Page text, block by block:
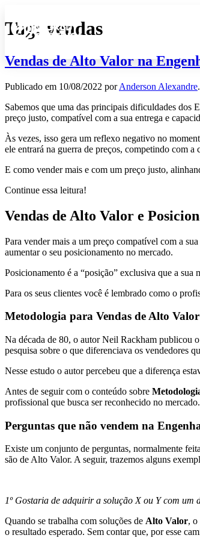
Tag: vendas
Vendas de Alto Valor na
Publicado em 10/08/2022 porAnderson Alexandre.
Sabemos que uma das principais dificuldades dos
preço justo, compatível com a sua entrega e
Às vezes, isso gera um reflexo negativo no
ele entrará na guerra de preços, competindo com
E como vender mais e com um preço justo,
Continue essa leitura!
Vendas de Alto Valor e
Para vender mais a um preço compatível com a
aumentar o seu posicionamento no mercado.
Posicionamento é a “posição” exclusiva que a
Para os seus clientes você é lembrado como o
Metodologia para Vendas de Alto Valor
Na década de 80, o autor Neil Rackham publicou
pesquisa sobre o que diferenciava os vendedores
Nesse estudo o autor percebeu que a diferença
Antes de seguir com o conteúdo sobre
profissional que busca ser reconhecido no mercado.
Perguntas que não vendem na
Existe um conjunto de perguntas, normalmente
são de Alto Valor. A seguir, trazemos alguns
1º Gostaria de adquirir a solução X ou Y com um
Quando se trabalha com soluções de Alto Valor, o
o resultado esperado. Sem contar que, por esse